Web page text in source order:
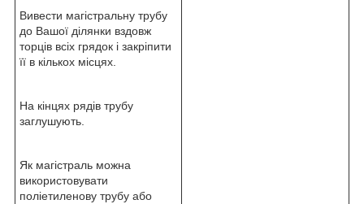
Вивести магістральну трубу
до Вашої ділянки вздовж
торців всіх грядок і закріпити
її в кількох місцях.
На кінцях рядів трубу
заглушують.
Як магістраль можна
використовувати
поліетиленову трубу або